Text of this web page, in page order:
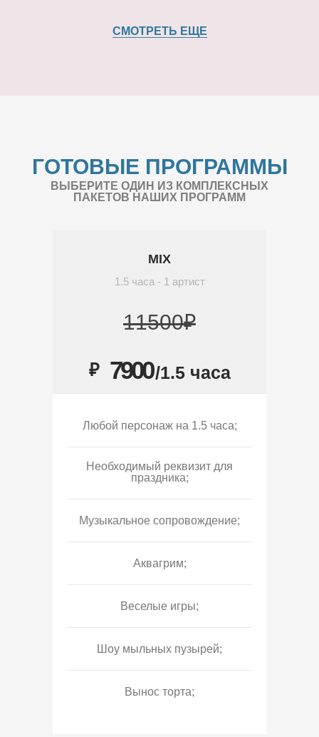
СМОТРЕТЬ ЕЩЕ
ГОТОВЫЕ ПРОГРАММЫ
ВЫБЕРИТЕ ОДИН ИЗ КОМПЛЕКСНЫХ
ПАКЕТОВ НАШИХ ПРОГРАММ
MIX
1.5 часа - 1 артист
11500₽
₽ 7900/1.5 часа
Любой персонаж на 1.5 часа;
Необходимый реквизит для
праздника;
Музыкальное сопровождение;
Аквагрим;
Веселые игры;
Шоу мыльных пузырей;
Вынос торта;